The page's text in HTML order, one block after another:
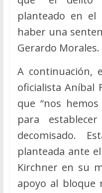
planteado en el
haber una
Gerardo Morales.
A continuación,
oficialista Aníbal
que “nos
para
decomisado.
planteada ante
Kirchner en su
apoyo al bloque